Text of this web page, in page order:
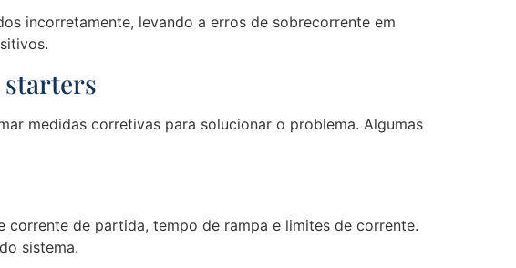
incorretamente, levando a erros de sobrecorrente em
starters
medidas corretivas para solucionar o problema. Algumas
de partida, tempo de rampa e limites de corrente.
sistema.